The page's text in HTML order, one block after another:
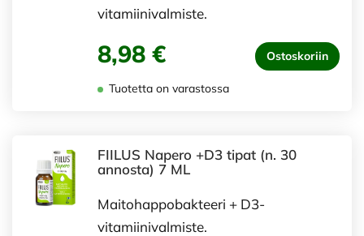
vitamiinivalmiste.
8,98 € Ostoskoriin
Tuotetta on varastossa
FIILUS Napero +D3 tipat (n. 30
annosta) 7 ML
Maitohappobakteeri + D3-
vitamiinivalmiste.